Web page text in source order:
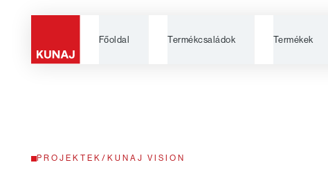
Főoldal Termékcsaládok Termékek
PROJEKTEK / KUNAJ VISION